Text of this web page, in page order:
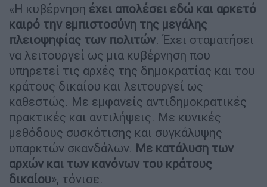
«Η κυβέρνηση έχει απολέσει εδώ και αρκετό
καιρό την εμπιστοσύνη της μεγάλης
πλειοψηφίας των πολιτών. Έχει σταματήσει
να λειτουργεί ως μια κυβέρνηση που
υπηρετεί τις αρχές της δημοκρατίας και του
κράτους δικαίου και λειτουργεί ως
καθεστώς. Με εμφανείς αντιδημοκρατικές
πρακτικές και αντιλήψεις. Με κυνικές
μεθόδους συσκότισης και συγκάλυψης
υπαρκτών σκανδάλων. Με κατάλυση των
αρχών και των κανόνων του κράτους
δικαίου», τόνισε.